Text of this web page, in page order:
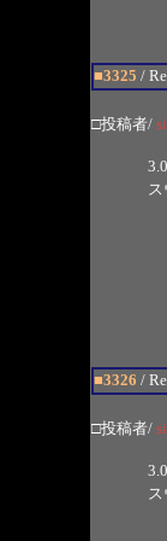
■3325 /
□投稿者/
ス
■3326 /
□投稿者/
ス